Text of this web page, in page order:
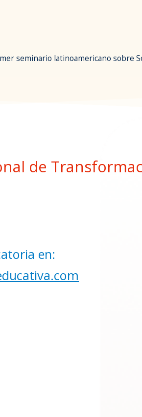
seminario latinoamericano sobre
de
en: